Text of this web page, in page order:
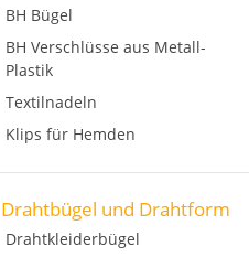
BH Bügel
BH Verschlüsse aus Metall-
Plastik
Textilnadeln
Klips für Hemden
Drahtbügel und Drahtform
Drahtkleiderbügel